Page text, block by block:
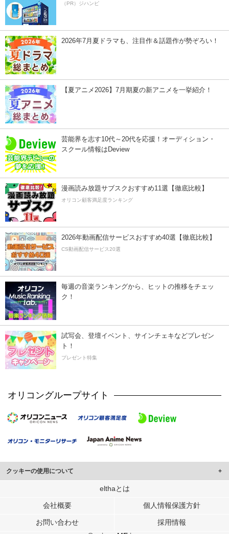
（PR）ジハンピ
2026年7月夏ドラマも、注目作＆話題作が勢ぞろい！
【夏アニメ2026】7月期夏の新アニメを一挙紹介！
芸能界を志す10代～20代を応援！オーディション・
スクール情報はDeview
漫画読み放題サブスクおすすめ11選【徹底比較】
オリコン顧客満足度ランキング
2026年動画配信サービスおすすめ40選【徹底比較】
CS動画配信サービス20選
毎週の音楽ランキングから、ヒットの推移をチェッ
ク！
試写会、登壇イベント、サインチェキなどプレゼン
ト！
プレゼント特集
オリコングループサイト
クッキーの使用について
このサイトでは Cookie を使用して、ユーザーに合わせたコンテンツや広告の
行っています。
メディアや広告配信、データ解析の各パートナーに提供しています。
各パートナーは、この情報とユーザーが各パートナーに提供した他の情報や、
elthaとは
会社概要 個人情報保護方針
お問い合わせ
採用情報